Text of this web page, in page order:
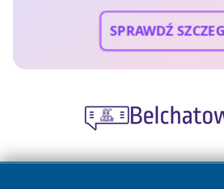
SPRAWDŹ